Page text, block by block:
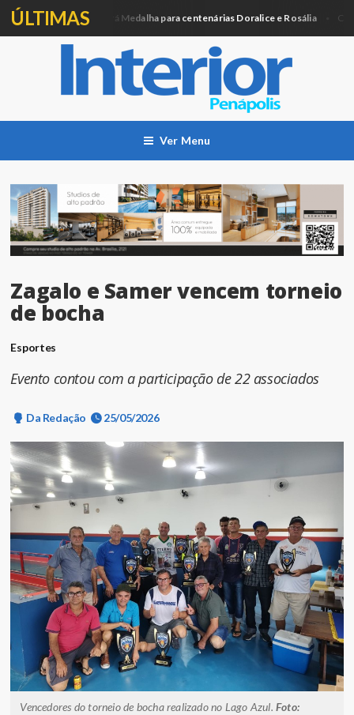
ÚLTIMAS
Câmara entregará Medalha para centenárias Doralice e Rosália Cidade
Ver Menu
Zagalo e Samer vencem torneio
de bocha
Esportes
Evento contou com a participação de 22 associados
Da Redação 25/05/2026
Vencedores do torneio de bocha realizado no Lago Azul. Foto: